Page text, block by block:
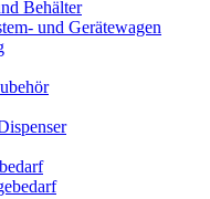
Behälter
und Gerätewagen